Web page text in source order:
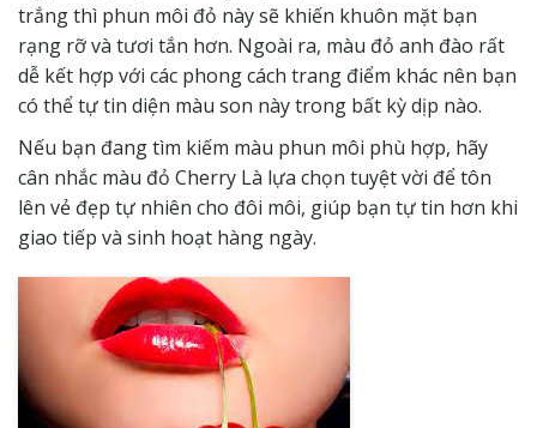
trắng thì phun môi đỏ này sẽ khiến khuôn mặt bạn
rạng rỡ và tươi tắn hơn. Ngoài ra, màu đỏ anh đào rất
dễ kết hợp với các phong cách trang điểm khác nên bạn
có thể tự tin diện màu son này trong bất kỳ dịp nào.
Nếu bạn đang tìm kiếm màu phun môi phù hợp, hãy
cân nhắc màu đỏ Cherry Là lựa chọn tuyệt vời để tôn
lên vẻ đẹp tự nhiên cho đôi môi, giúp bạn tự tin hơn khi
giao tiếp và sinh hoạt hàng ngày.